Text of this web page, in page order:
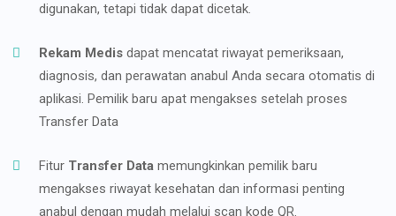
digunakan, tetapi tidak dapat dicetak.
Rekam Medis dapat mencatat riwayat pemeriksaan,
diagnosis, dan perawatan anabul Anda secara otomatis di
aplikasi. Pemilik baru apat mengakses setelah proses
Transfer Data
Fitur Transfer Data memungkinkan pemilik baru
mengakses riwayat kesehatan dan informasi penting
anabul dengan mudah melalui scan kode QR.